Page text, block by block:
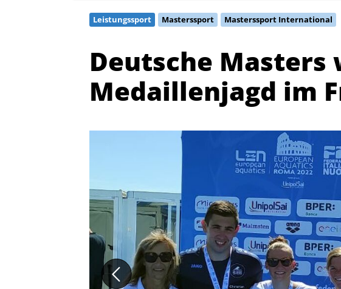
Leistungssport Masterssport Masterssport International
Deutsche
Medaillenjagd im
Quicklinks